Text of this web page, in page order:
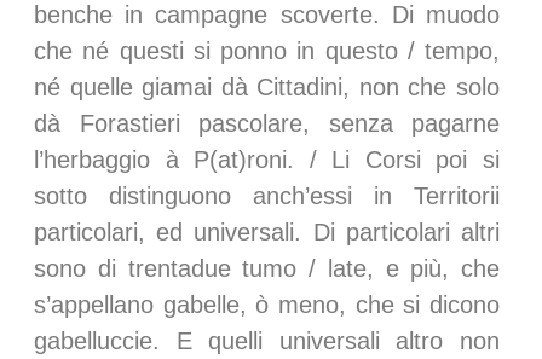
benche in campagne scoverte. Di muodo
che né questi si ponno in questo / tempo,
né quelle giamai dà Cittadini, non che solo
dà Forastieri pascolare, senza pagarne
l’herbaggio à P(at)roni. / Li Corsi poi si
sotto distinguono anch’essi in Territorii
particolari, ed universali. Di particolari altri
sono di trentadue tumo / late, e più, che
s’appellano gabelle, ò meno, che si dicono
gabelluccie. E quelli universali altro non